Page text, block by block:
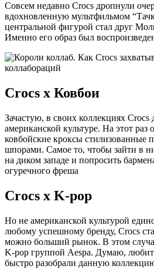
Совсем недавно Crocs дропнули
вдохновленную мультфильмом
центральной фигурой стал друг
Именно его образ был
Crocs х Ковбои
Зачастую, в своих коллекциях
американской культуре. На этот раз
ковбойские кроксы стилизованные
шпорами. Самое то, чтобы зайти в
на диком западе и попросить
огуречного фреша
Crocs х K-pop
Но не американской культурой
любому успешному бренду, Crocs
можно больший рынок. В этом
K-pop группой Aespa. Думаю,
быстро разобрали данную